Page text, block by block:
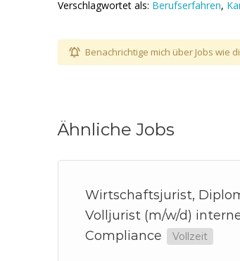
Verschlagwortet als: Berufserfahren,
Benachrichtige mich über Jobs wie
Ähnliche Jobs
Wirtschaftsjurist,
Volljurist (m/w/d)
Compliance
Vollzeit